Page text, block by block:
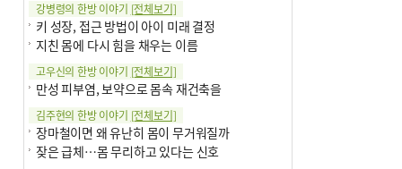
강병령의 한방 이야기 [전체보기]
키 성장, 접근 방법이 아이 미래 결정
지친 몸에 다시 힘을 채우는 이름
고우신의 한방 이야기 [전체보기]
만성 피부염, 보약으로 몸속 재건축을
김주현의 한방 이야기 [전체보기]
장마철이면 왜 유난히 몸이 무거워질까
잦은 급체…몸 무리하고 있다는 신호